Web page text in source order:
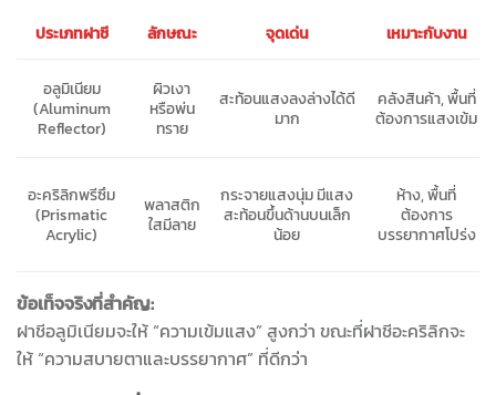
ประเภทฝาชี ลักษณะ จุดเด่น เหมาะกับงาน
อลูมิเนียม
(Aluminum
Reflector)
ผิวเงา
หรือพ่น
ทราย
สะท้อนแสงลงล่างได้ดี
มาก
คลังสินค้า, พื้นที่
ต้องการแสงเข้ม
อะคริลิกพรีซึม
(Prismatic
Acrylic)
พลาสติก
ใสมีลาย
กระจายแสงนุ่ม มีแสง
สะท้อนขึ้นด้านบนเล็ก
น้อย
ห้าง, พื้นที่
ต้องการ
บรรยากาศโปร่ง
ข้อเท็จจริงที่สำคัญ:
ฝาชีอลูมิเนียมจะให้ “ความเข้มแสง” สูงกว่า ขณะที่ฝาชีอะคริลิกจะ
ให้ “ความสบายตาและบรรยากาศ” ที่ดีกว่า